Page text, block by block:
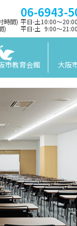
06-6943-
時間) 平日⋅土10:00～
)
平日⋅土 9:00〜
市教育会館 大阪